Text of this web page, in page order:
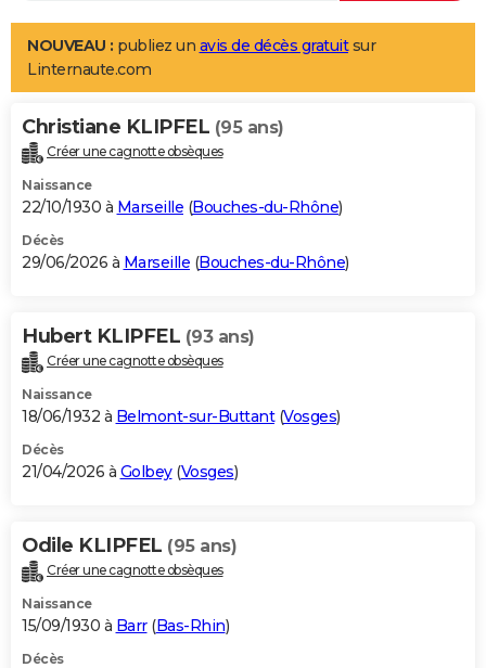
LIFESTYLE
Art de vivre
Bien-être
Loisirs
Mode
Modes de vie
Alimentation
Guide de la santé
Maladies
Médicaments
Sommeil
VOYAGE
Destinations
City break
Voyage nature
Voyage de noces
Forum
Climat
+PHOTO
GUIDES D'ACHAT
BONS PLANS
Carte de Noël
Carte Bonne année
Carte Saint-Valentin
Carte Pâques
Carte d'anniversaire
DICTIONNAIRE
Dictionnaire
Biographies
Citations
Expressions
Proverbes
PROGRAMME TV
S'inscrire
Se connecter
Lycées
Collèges
Primaires
Universités
Entreprises
Service militaire
Avis de recherche
AVIS DE DÉCÈS
Bricolage
Lifestyle
Culture
Sport
Auto
Television
Voyage
Cinema
NOUVEAU : publiez un avis de décès gratuitsur
Linternaute.com
Christiane KLIPFEL (95 ans)
Créer une cagnotte obsèques
Naissance
22/10/1930 à Marseille (Bouches-du-Rhône)
Décès
29/06/2026 à Marseille (Bouches-du-Rhône)
Hubert KLIPFEL (93 ans)
Créer une cagnotte obsèques
Naissance
18/06/1932 à Belmont-sur-Buttant(Vosges)
Décès
21/04/2026 à Golbey(Vosges)
Odile KLIPFEL (95 ans)
Créer une cagnotte obsèques
Naissance
15/09/1930 à Barr(Bas-Rhin)
Décès